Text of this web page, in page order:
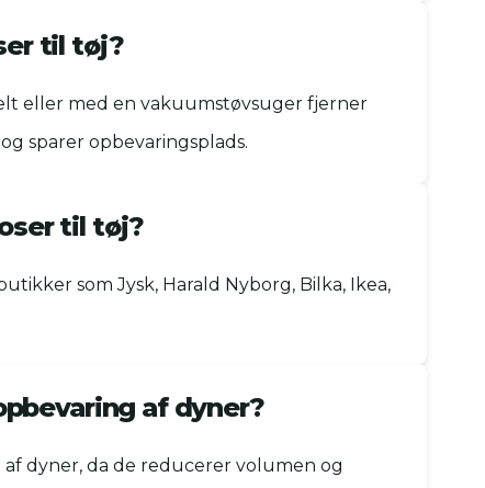
til tøj?
eller med en vakuumstøvsuger fjerner
sparer opbevaringsplads.
til tøj?
som Jysk, Harald Nyborg, Bilka, Ikea,
af dyner?
dyner, da de reducerer volumen og